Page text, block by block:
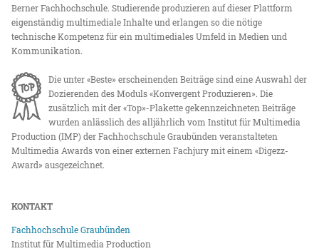
Berner Fachhochschule. Studierende produzieren auf dieser Plattform
eigenständig multimediale Inhalte und erlangen so die nötige
technische Kompetenz für ein multimediales Umfeld in Medien und
Kommunikation.
Die unter «Beste» erscheinenden Beiträge sind eine Auswahl der
Dozierenden des Moduls «Konvergent Produzieren». Die
zusätzlich mit der «Top»-Plakette gekennzeichneten Beiträge
wurden anlässlich des alljährlich vom Institut für Multimedia
Production (IMP) der Fachhochschule Graubünden veranstalteten
Multimedia Awards von einer externen Fachjury mit einem «Digezz-
Award» ausgezeichnet.
KONTAKT
Fachhochschule Graubünden
Institut für Multimedia Production